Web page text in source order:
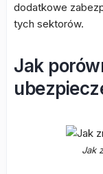
dodatkowe
tych sektorów.
Jak
Jak